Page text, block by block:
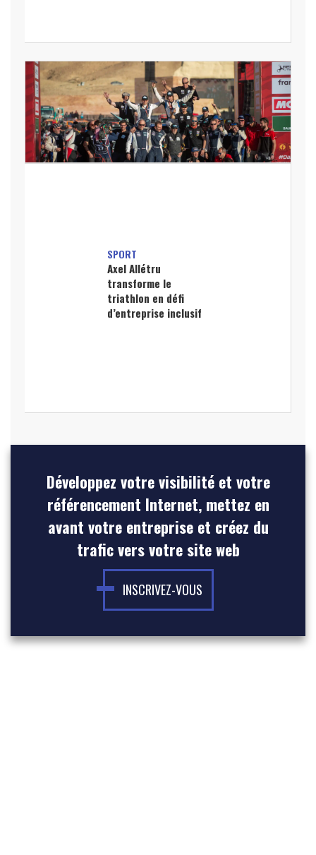
SPORT
Axel Allétru
transforme le
triathlon en défi
d’entreprise inclusif
Développez votre visibilité et votre
référencement Internet, mettez en
avant votre entreprise et créez du
trafic vers votre site web
INSCRIVEZ-VOUS